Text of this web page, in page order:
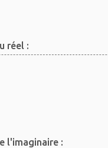
réel :
l'imaginaire :